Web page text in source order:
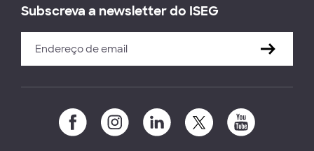
Subscreva a newsletter do ISEG